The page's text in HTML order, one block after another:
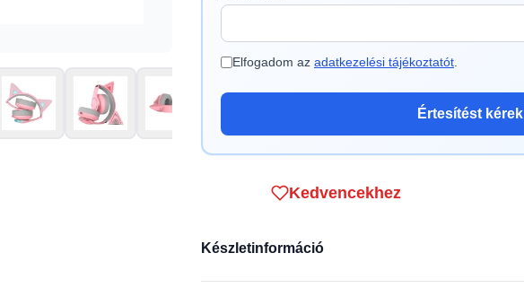
Elfogadom az adatkezelési tájékoztatót
Értesítést kérek
Kedvencekhez
Készletinformáció